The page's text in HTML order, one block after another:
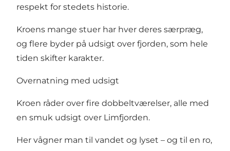
respekt for stedets historie.
Kroens mange stuer har hver deres særpræg,
og flere byder på udsigt over fjorden, som hele
tiden skifter karakter.
Overnatning med udsigt
Kroen råder over fire dobbeltværelser, alle med
en smuk udsigt over Limfjorden.
Her vågner man til vandet og lyset – og til en ro,